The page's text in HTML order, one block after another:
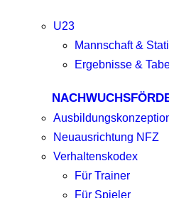
U23
Mannschaft &
Ergebnisse &
Neuausrichtung NFZ
Verhaltenskodex
Für Trainer
Für Spieler